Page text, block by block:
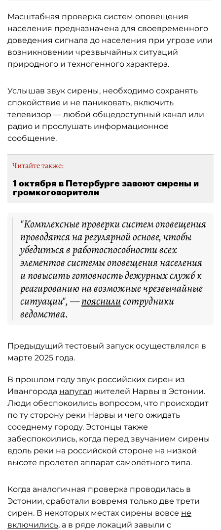
Масштабная проверка систем оповещения
населения предназначена для своевременного
доведения сигнала до населения при угрозе или
возникновении чрезвычайных ситуаций
природного и техногенного характера.
Услышав звук сирены, необходимо сохранять
спокойствие и не паниковать, включить
телевизор — любой общедоступный канал или
радио и прослушать информационное
сообщение.
Читайте также:
1 октября в Петербурге завоют сирены и
громкоговорители
"Комплексные проверки систем оповещения
проводятся на регулярной основе, чтобы
убедиться в работоспособности всех
элементов системы оповещения населения
и повысить готовность дежурных служб к
реагированию на возможные чрезвычайные
ситуации", —пояснилисотрудники
ведомства.
Предыдущий тестовый запуск осуществлялся в
марте 2025 года.
В прошлом году звук российских сирен из
Ивангорода напугал жителей Нарвы в Эстонии.
Люди обеспокоились вопросом, что происходит
по ту сторону реки Нарвы и чего ожидать
соседнему городу. Эстонцы также
забеспокоились, когда перед звучанием сирены
вдоль реки на российской стороне на низкой
высоте пролетел аппарат самолётного типа.
Когда аналогичная проверка проводилась в
Эстонии, сработали вовремя только две трети
сирен. В некоторых местах сирены вовсе не
включились, а в ряде локаций завыли с